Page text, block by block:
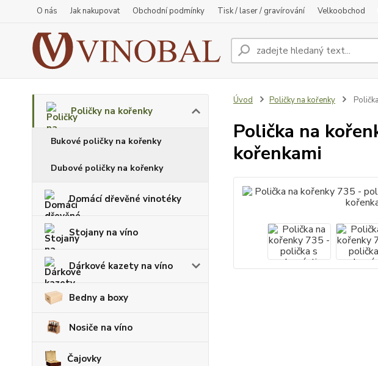
O nás Jak nakupovat Obchodní podmínky Tisk / laser / gravírování Velkoobchod
Poličky na kořenky
Bukové poličky na kořenky
Dubové poličky na kořenky
Domácí dřevěné vinotéky
Stojany na víno
Dárkové kazety na víno
Bedny a boxy
Nosiče na víno
Čajovky
Úvod Poličky na kořenky
Polička na
kořenkami